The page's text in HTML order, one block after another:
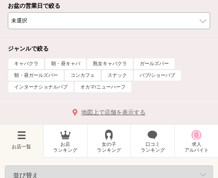
お盆の営業日で絞る
ジャンルで絞る
キャバクラ 朝・昼キャバ 熟女キャバクラ ガールズバー
朝・昼ガールズバー コンカフェ スナック パブ/ショーパブ
インターナショナルパブ オカマ/ニューハーフ
地図上で店舗を表示する
お店一覧
お店
ランキング
女の子
ランキング
口コミ
ランキング
求人
アルバイト